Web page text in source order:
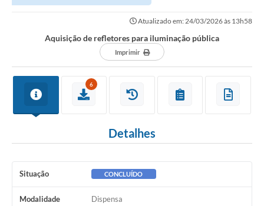
Atualizado em: 24/03/2026 às 13h58
Aquisição de refletores para iluminação pública
Imprimir
6
Detalhes
Situação CONCLUÍDO
Modalidade Dispensa